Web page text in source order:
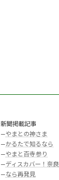
新聞掲載記事
—やまとの神さま
—かるたで知るなら
—やまと百寺参り
—ディスカバー！奈良
—なら再発見